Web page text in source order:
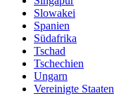
Slowakei
Spanien
Südafrika
Tschad
Tschechien
Ungarn
Vereinigte Staaten